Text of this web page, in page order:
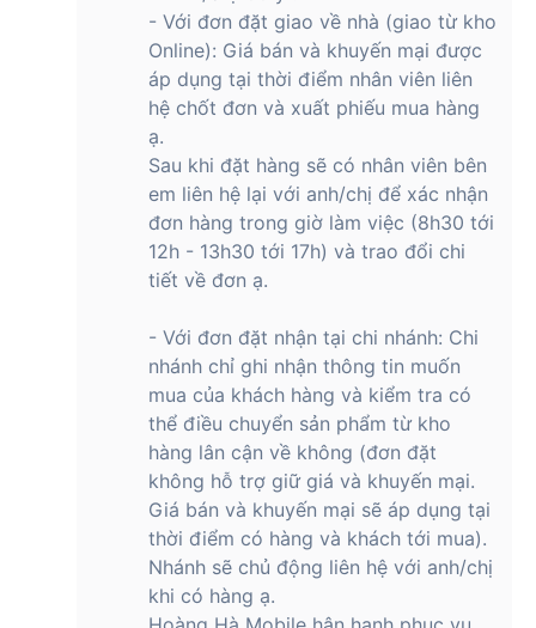
- Với đơn đặt giao về nhà (giao từ kho
Online): Giá bán và khuyến mại được
áp dụng tại thời điểm nhân viên liên
hệ chốt đơn và xuất phiếu mua hàng
ạ.
Sau khi đặt hàng sẽ có nhân viên bên
em liên hệ lại với anh/chị để xác nhận
đơn hàng trong giờ làm việc (8h30 tới
12h - 13h30 tới 17h) và trao đổi chi
tiết về đơn ạ.
- Với đơn đặt nhận tại chi nhánh: Chi
nhánh chỉ ghi nhận thông tin muốn
mua của khách hàng và kiểm tra có
thể điều chuyển sản phẩm từ kho
hàng lân cận về không (đơn đặt
không hỗ trợ giữ giá và khuyến mại.
Giá bán và khuyến mại sẽ áp dụng tại
thời điểm có hàng và khách tới mua).
Nhánh sẽ chủ động liên hệ với anh/chị
khi có hàng ạ.